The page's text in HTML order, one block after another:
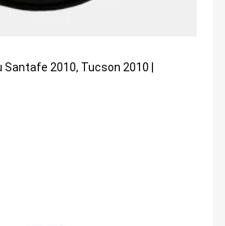
2010, Tucson 2010 |